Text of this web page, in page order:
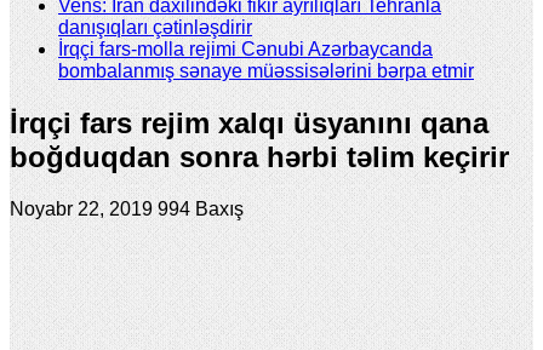
Vens: İran daxilindəki fikir ayrılıqları Tehranla
danışıqları çətinləşdirir
İrqçi fars-molla rejimi Cənubi Azərbaycanda
bombalanmış sənaye müəssisələrini bərpa etmir
İrqçi fars rejim xalqı üsyanını qana
boğduqdan sonra hərbi təlim keçirir
Noyabr 22, 2019 994 Baxış